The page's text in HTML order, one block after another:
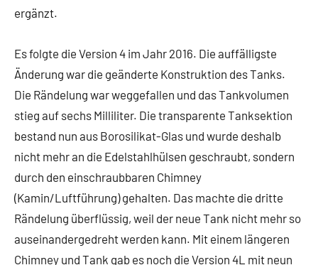
ergänzt.
Es folgte die Version 4 im Jahr 2016. Die auffälligste
Änderung war die geänderte Konstruktion des Tanks.
Die Rändelung war weggefallen und das Tankvolumen
stieg auf sechs Milliliter. Die transparente Tanksektion
bestand nun aus Borosilikat-Glas und wurde deshalb
nicht mehr an die Edelstahlhülsen geschraubt, sondern
durch den einschraubbaren Chimney
(Kamin/Luftführung) gehalten. Das machte die dritte
Rändelung überflüssig, weil der neue Tank nicht mehr so
auseinandergedreht werden kann. Mit einem längeren
Chimney und Tank gab es noch die Version 4L mit neun